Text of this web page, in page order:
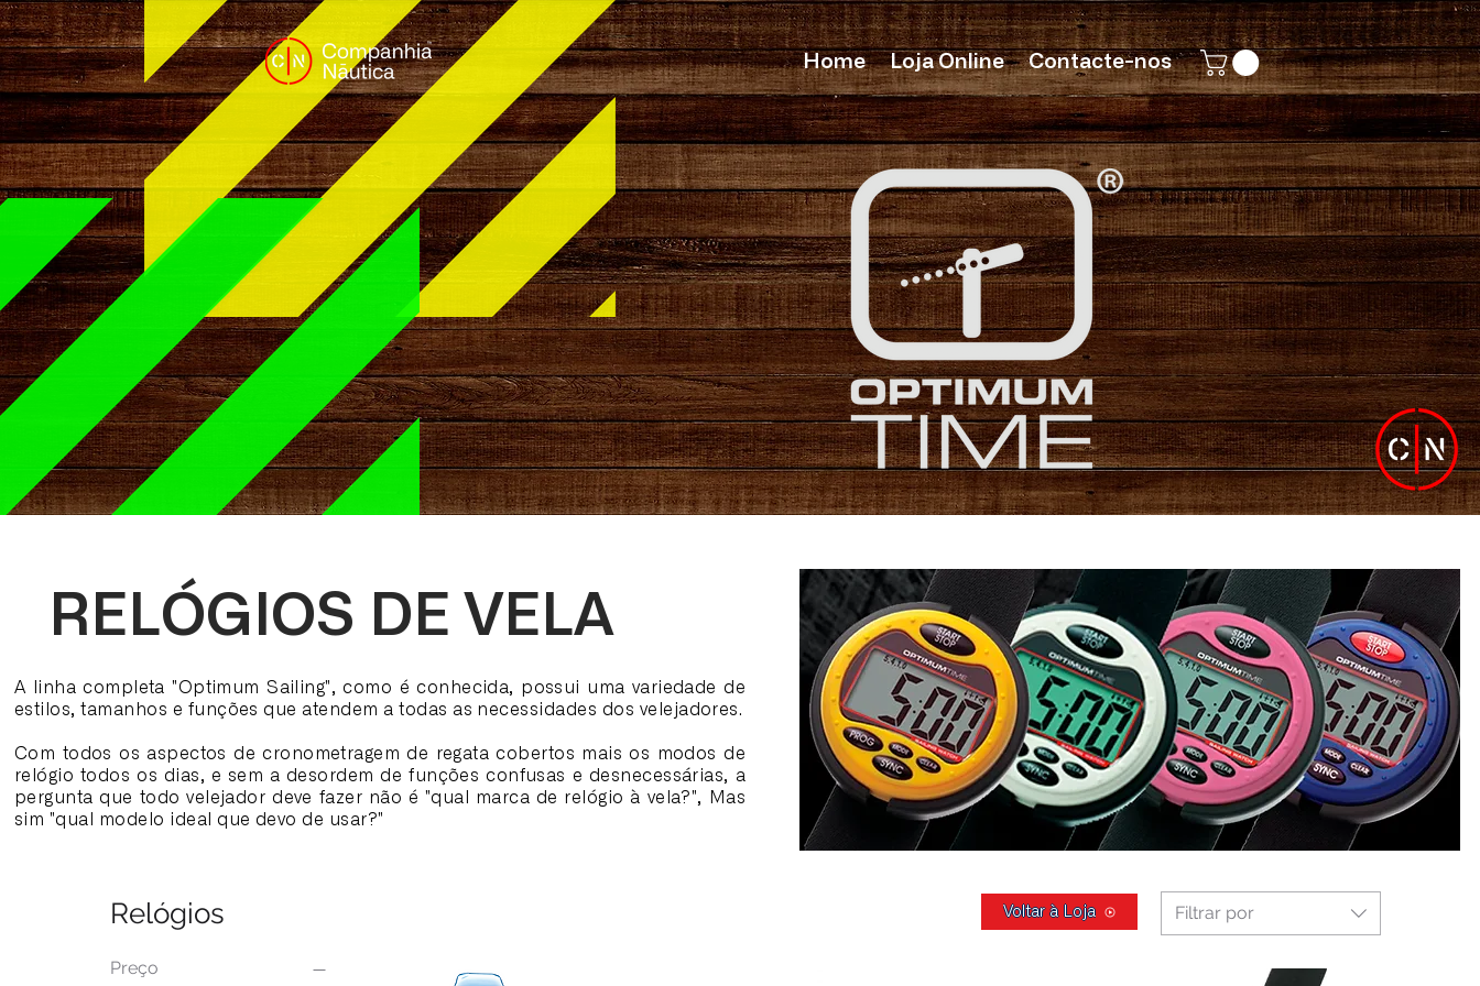
Home Loja Online Contacte-nos
RELÓGIOS DE VELA
A linha completa "Optimum Sailing", como é conhecida, possui uma variedade de
estilos, tamanhos e funções que atendem a todas as necessidades dos velejadores.
Com todos os aspectos de cronometragem de regata cobertos mais os modos de
relógio todos os dias, e sem a desordem de funções confusas e desnecessárias, a
pergunta que todo velejador deve fazer não é "qual marca de relógio à vela?", Mas
sim "qual modelo ideal que devo de usar?"
Relógios
Preço
Filtrar por
Voltar à Loja